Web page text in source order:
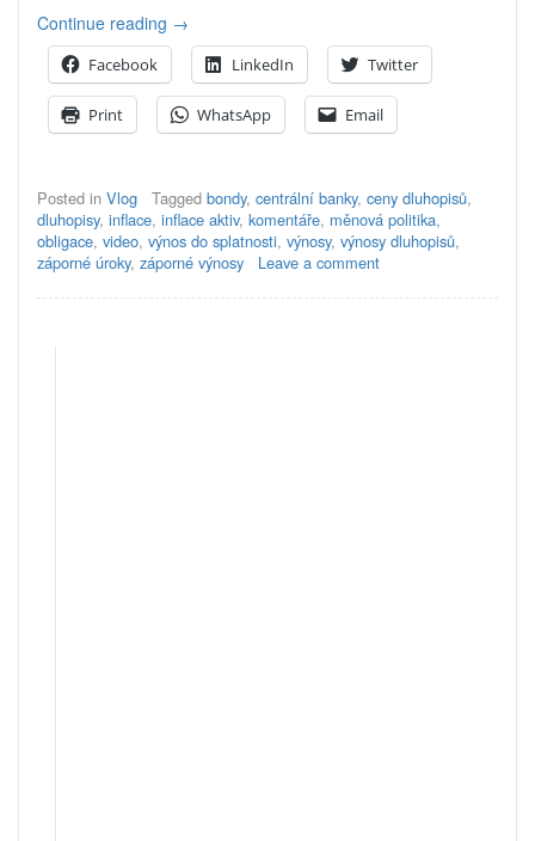
Continue reading „Ceny
dluhopisů
klesly…
a
budou
pokračovat“
→
Facebook LinkedIn Twitter
Print WhatsApp Email
Posted in Vlog Tagged bondy, centrální banky, ceny dluhopisů,
dluhopisy, inflace, inflace aktiv, komentáře, měnová politika,
obligace, video, výnos do splatnosti, výnosy, výnosy dluhopisů,
záporné úroky, záporné výnosy Leave a comment